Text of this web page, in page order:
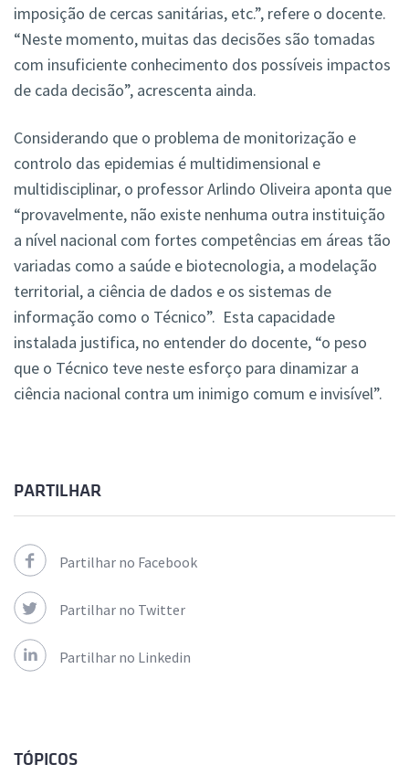
imposição de cercas sanitárias, etc.”, refere o docente.
“Neste momento, muitas das decisões são tomadas
com insuficiente conhecimento dos possíveis impactos
de cada decisão”, acrescenta ainda.
Considerando que o problema de monitorização e
controlo das epidemias é multidimensional e
multidisciplinar, o professor Arlindo Oliveira aponta que
“provavelmente, não existe nenhuma outra instituição
a nível nacional com fortes competências em áreas tão
variadas como a saúde e biotecnologia, a modelação
territorial, a ciência de dados e os sistemas de
informação como o Técnico”. Esta capacidade
instalada justifica, no entender do docente, “o peso
que o Técnico teve neste esforço para dinamizar a
ciência nacional contra um inimigo comum e invisível”.
PARTILHAR
Partilhar no Facebook
Partilhar no Twitter
Partilhar no Linkedin
TÓPICOS